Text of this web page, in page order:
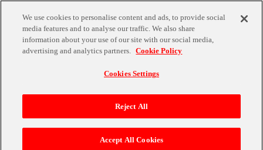
We use cookies to personalise content and ads, to provide social
media features and to analyse our traffic. We also share
information about your use of our site with our social media,
advertising and analytics partners. Cookie Policy
Cookies Settings
Reject All
Accept All Cookies